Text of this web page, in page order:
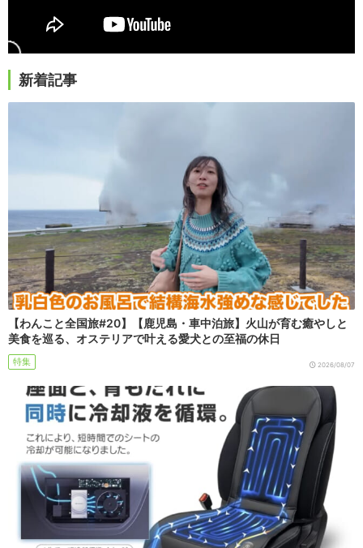
新着記事
【わんこと全国旅#20】【鹿児島・車中泊旅】火山が育む癒やしと
美食を巡る、オステリアで叶える愛犬との至福の休日
特集 2026/08/07